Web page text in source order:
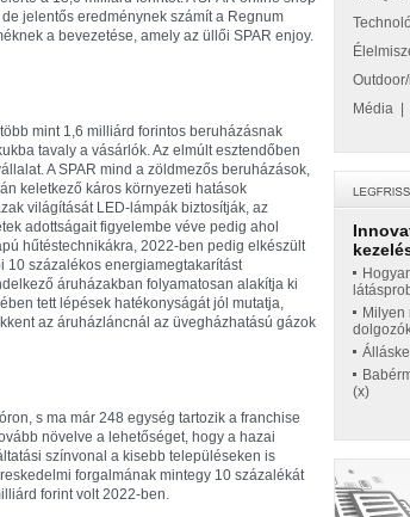
jelentős eredménynek számít a Regnum
a bevezetése, amely az üllői SPAR enjoy.
mint 1,6 milliárd forintos beruházásnak
tavaly a vásárlók. Az elmúlt esztendőben
A SPAR mind a zöldmezős beruházások,
keletkező káros környezeti hatások
világítását LED-lámpák biztosítják, az
adottságait figyelembe véve pedig ahol
hűtéstechnikákra, 2022-ben pedig elkészült
10 százalékos energiamegtakarítást
áruházakban folyamatosan alakítja ki
tett lépések hatékonyságát jól mutatja,
az áruházláncnál az üvegházhatású gázok
s ma már 248 egység tartozik a franchise
növelve a lehetőséget, hogy a hazai
színvonal a kisebb településeken is
forgalmának mintegy 10 százalékát
forint volt 2022-ben.
Média
Milyen
(x)